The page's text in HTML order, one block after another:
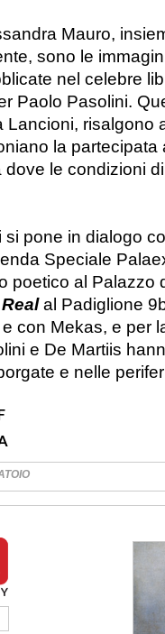
Mauro,
sono le
nel celebre
Paolo Pasolini.
risalgono
la partecipata
dove le condizioni
pone in dialogo
Speciale
poetico al Palazzo
al Padiglione
con Mekas, e per
e De Martiis
e nelle